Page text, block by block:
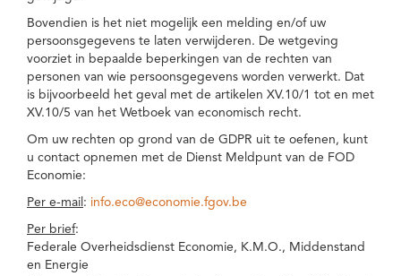
Bovendien is het niet mogelijk een melding en/of uw
persoonsgegevens te laten verwijderen. De wetgeving
voorziet in bepaalde beperkingen van de rechten van
personen van wie persoonsgegevens worden verwerkt. Dat
is bijvoorbeeld het geval met de artikelen XV.10/1 tot en met
XV.10/5 van het Wetboek van economisch recht.
Om uw rechten op grond van de GDPR uit te oefenen, kunt
u contact opnemen met de Dienst Meldpunt van de FOD
Economie:
Per e-mail : info.eco@economie.fgov.be
Per brief:
Federale Overheidsdienst Economie, K.M.O., Middenstand
en Energie